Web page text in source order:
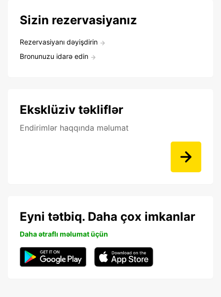
Sizin rezervasiyanız
Rezervasiyanı dəyişdirin
Bronunuzu idarə edin
Eksklüziv təkliflər
Endirimlər haqqında məlumat
Eyni tətbiq. Daha çox imkanlar
Daha ətraflı məlumat üçün